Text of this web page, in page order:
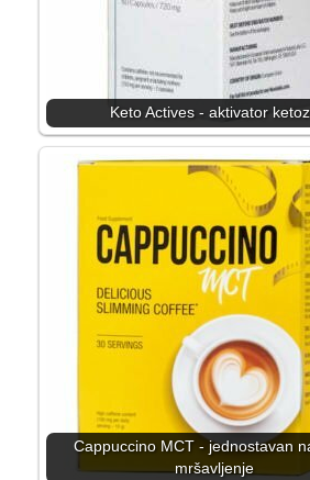
Keto Actives - aktivator
Cappuccino MCT - jednostavan
mršavljenje